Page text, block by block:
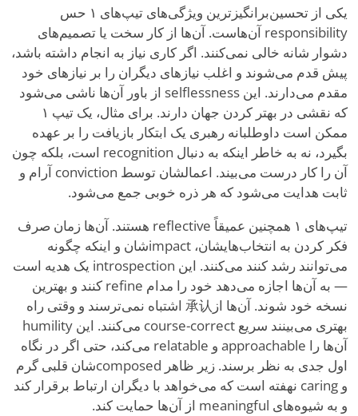
یکی از تحسین‌برانگیزترین ویژگی‌های تیپ‌های ۱ حس
responsibility آن‌هاست. آن‌ها از کار سخت یا تصمیم‌های
دشوار شانه خالی نمی‌کنند. اگر کاری نیاز به انجام داشته باشد،
پیش قدم می‌شوند و اغلب نیازهای دیگران را بر نیازهای خود
مقدم می‌دارند. این selflessness از باور آن‌ها ناشی می‌شود
که نقشی در بهتر کردن جهان دارند. برای مثال، یک تیپ ۱
ممکن است داوطلبانه رهبری یک ابتکار بازیافت را بر عهده
بگیرد، نه به خاطر اینکه به دنبال recognition است، بلکه چون
آن را کار درست می‌بیند. اعمالشان توسط conviction آرام و
ثابت هدایت می‌شود که هر ذره خوبی جمع می‌شود.
تیپ‌های ۱ همچنین عمیقاً reflective هستند. آن‌ها زمان صرف
فکر کردن به انتخاب‌هایشان، impactشان و اینکه چگونه
می‌توانند رشد کنند می‌کنند. این introspection یک هدیه است
— به آن‌ها اجازه می‌دهد خود را مدام refine کنند و بهترین
نسخه خود شوند. آن‌ها از承认 اشتباه نمی‌ترسند و وقتی راه
بهتری می‌بینند سریع course-correct می‌کنند. این humility
آن‌ها را approachable و relatable می‌کند، حتی اگر در نگاه
اول جدی به نظر برسند. زیر ظاهر composedشان قلبی گرم
و caring نهفته است که می‌خواهد با دیگران ارتباط برقرار کند
و به شیوه‌های meaningful از آن‌ها حمایت کند.